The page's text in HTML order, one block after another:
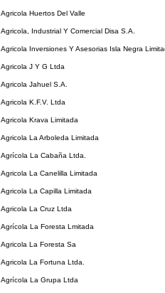
Agricola Huertos Del Valle
Agricola, Industrial Y Comercial Disa S.A.
Agricola Inversiones Y Asesorias Isla Negra
Agricola J Y G Ltda
Agricola Jahuel S.A.
Agricola K.F.V. Ltda
Agricola Krava Limitada
Agricola La Arboleda Limitada
Agrícola La Cabaña Ltda.
Agricola La Canelilla Limitada
Agricola La Capilla Limitada
Agricola La Cruz Ltda
Agrícola La Foresta Lmitada
Agricola La Foresta Sa
Agricola La Fortuna Ltda.
Agrícola La Grupa Ltda